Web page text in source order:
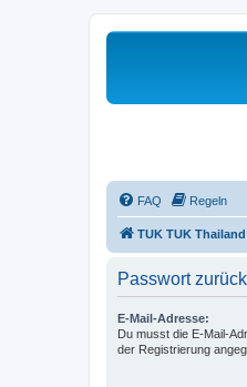
FAQ Regeln
TUK TUK
Passwort
E-Mail-Adresse:
Du musst die E-Mail-
der Registrierung